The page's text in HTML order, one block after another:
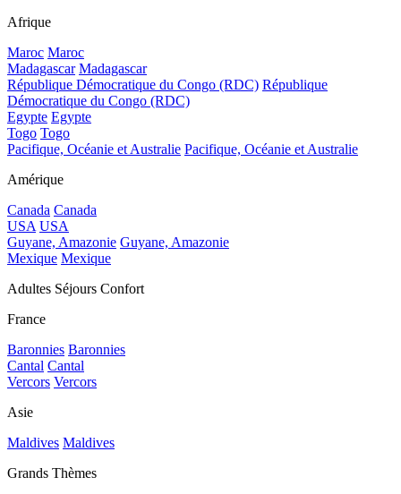
Afrique
Maroc Maroc
Madagascar Madagascar
République Démocratique du Congo (RDC) République
Démocratique du Congo (RDC)
Egypte Egypte
Togo Togo
Pacifique, Océanie et Australie Pacifique, Océanie et Australie
Amérique
Canada Canada
USA USA
Guyane, Amazonie Guyane, Amazonie
Mexique Mexique
Adultes Séjours Confort
France
Baronnies Baronnies
Cantal Cantal
Vercors Vercors
Asie
Maldives Maldives
Grands Thèmes